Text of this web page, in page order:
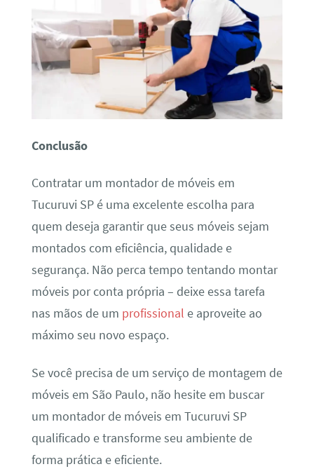
Conclusão
Contratar um montador de móveis em
Tucuruvi SP é uma excelente escolha para
quem deseja garantir que seus móveis sejam
montados com eficiência, qualidade e
segurança. Não perca tempo tentando montar
móveis por conta própria – deixe essa tarefa
nas mãos de um profissional e aproveite ao
máximo seu novo espaço.
Se você precisa de um serviço de montagem de
móveis em São Paulo, não hesite em buscar
um montador de móveis em Tucuruvi SP
qualificado e transforme seu ambiente de
forma prática e eficiente.